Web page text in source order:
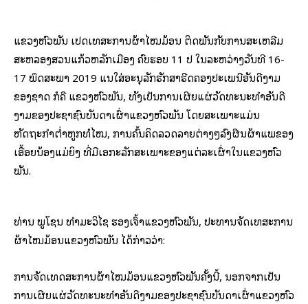
ແຂວງຫົວພັນ ເປີດເທສະການຜ້າໄໝມ້ອນ ຕິດພັນກັບການສະເຫລີມ
ສະຫລອງສວນແກ້ວຫລັກເມືອງ ຄົບຮອບ 11 ປີ ໃນລະຫວ່າງວັນທີ 16-
17 ພຶດສະພາ 2019 ແນໃສ່ອະນຸລັກຮັກສາຮີດຄອງປະເພນີອັນດີງາມ
ຂອງຊາດ ກໍຄື ແຂວງຫົວພັນ, ທັງເປັນການເຜີຍແຜ່ວັດທະນະທຳອັນດີ
ງາມຂອງປະຊາຊົນບັນດາເຜົ່າແຂວງຫົວພັນ ໂດຍສະເພາະແມ່ນ
ຫັດຖະກຳຕ່ຳຫູກທໍໄໝ, ການຄົ້ນຄິດລວດລາຍຕ່າງໆລົງຜືນຜ້າແພຂອງ
ເອື້ອຍນ້ອງແມ່ຍິງ ທີ່ມີເອກະລັກສະເພາະຂອງແຕ່ລະເຜົ່າໃນແຂວງຫົວ
ພັນ.
ທ່ານ ພູໂຊນ ທຳມະວິໄຊ ຮອງເຈົ້າແຂວງຫົວພັນ, ປະທານຈັດເທສະການ
ຜ້າໄໝມ້ອນແຂວງຫົວພັນ ໄດ້ກ່າວວ່າ:
ການຈັດເທດສະການຜ້າໄໝມ້ອນແຂວງຫົວພັນຄັ້ງນີ້, ນອກຈາກເປັນ
ການເຜີຍແຜ່ວັດທະນະທຳອັນດີງາມຂອງປະຊາຊົນບັນດາເຜົ່າແຂວງຫົວ